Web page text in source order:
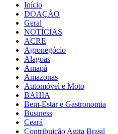
Início
DOAÇÃO
Geral
NOTÍCIAS
ACRE
Agronegócio
Alagoas
Amapá
Amazonas
Automóvel e Moto
BAHIA
Bem-Estar e Gastronomia
Business
Ceará
Contribuição Agita Brasil